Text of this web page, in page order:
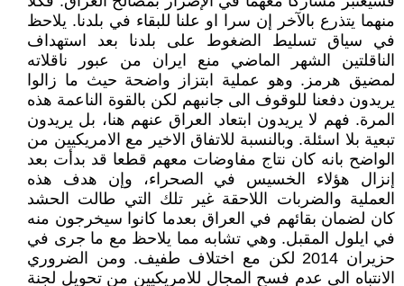
منهما يتذرع بالآخر إن سرا او علنا للبقاء في بلدنا. يلاحظ
في سياق تسليط الضغوط على بلدنا بعد استهداف
الناقلتين الشهر الماضي منع ايران من عبور ناقلاته
لمضيق هرمز. وهو عملية ابتزاز واضحة حيث ما زالوا
يريدون دفعنا للوقوف الى جانبهم لكن بالقوة الناعمة هذه
المرة. فهم لا يريدون ابتعاد العراق عنهم هنا، بل يريدون
تبعية بلا اسئلة. وبالنسبة للاتفاق الاخير مع الامريكيين من
الواضح بانه كان نتاج مفاوضات معهم قطعا قد بدأت بعد
إنزال هؤلاء الخسيس في الصحراء، وإن هدف هذه
العملية والضربات اللاحقة غير تلك التي طالت الحشد
كان لضمان بقائهم في العراق بعدما كانوا سيخرجون منه
في ايلول المقبل. وهي تشابه مما يلاحظ مع ما جرى في
حزيران 2014 لكن مع اختلاف طفيف. ومن الضروري
الانتباه الى عدم فسح المجال للامريكيين من تحويل لجنة